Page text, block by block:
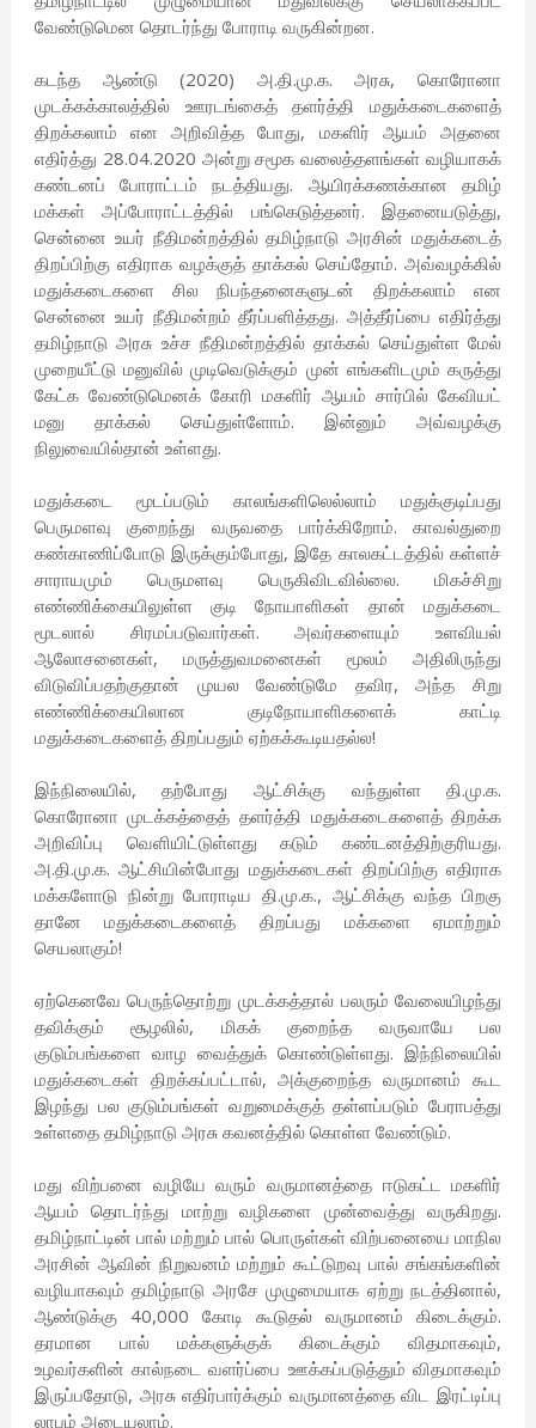
வேண்டுமென தொடர்ந்து போராடி வருகின்றன.
கடந்த ஆண்டு (2020) அ.தி.மு.க. அரசு, கொரோனா
முடக்கக்காலத்தில் ஊரடங்கைத் தளர்த்தி மதுக்கடைகளைத்
திறக்கலாம் என அறிவித்த போது, மகளிர் ஆயம் அதனை
எதிர்த்து 28.04.2020 அன்று சமூக வலைத்தளங்கள் வழியாகக்
கண்டனப் போராட்டம் நடத்தியது. ஆயிரக்கணக்கான தமிழ்
மக்கள் அப்போராட்டத்தில் பங்கெடுத்தனர். இதனையடுத்து,
சென்னை உயர் நீதிமன்றத்தில் தமிழ்நாடு அரசின் மதுக்கடைத்
திறப்பிற்கு எதிராக வழக்குத் தாக்கல் செய்தோம். அவ்வழக்கில்
மதுக்கடைகளை சில நிபந்தனைகளுடன் திறக்கலாம் என
சென்னை உயர் நீதிமன்றம் தீர்ப்பளித்தது. அத்தீர்ப்பை எதிர்த்து
தமிழ்நாடு அரசு உச்ச நீதிமன்றத்தில் தாக்கல் செய்துள்ள மேல்
முறையீட்டு மனுவில் முடிவெடுக்கும் முன் எங்களிடமும் கருத்து
கேட்க வேண்டுமெனக் கோரி மகளிர் ஆயம் சார்பில் கேவியட்
மனு தாக்கல் செய்துள்ளோம். இன்னும் அவ்வழக்கு
நிலுவையில்தான் உள்ளது.
மதுக்கடை மூடப்படும் காலங்களிலெல்லாம் மதுக்குடிப்பது
பெருமளவு குறைந்து வருவதை பார்க்கிறோம். காவல்துறை
கண்காணிப்போடு இருக்கும்போது, இதே காலகட்டத்தில் கள்ளச்
சாராயமும் பெருமளவு பெருகிவிடவில்லை. மிகச்சிறு
எண்ணிக்கையிலுள்ள குடி நோயாளிகள் தான் மதுக்கடை
மூடலால் சிரமப்படுவார்கள். அவர்களையும் உளவியல்
ஆலோசனைகள், மருத்துவமனைகள் மூலம் அதிலிருந்து
விடுவிப்பதற்குதான் முயல வேண்டுமே தவிர, அந்த சிறு
எண்ணிக்கையிலான குடிநோயாளிகளைக் காட்டி
மதுக்கடைகளைத் திறப்பதும் ஏற்கக்கூடியதல்ல!
இந்நிலையில், தற்போது ஆட்சிக்கு வந்துள்ள தி.மு.க.
கொரோனா முடக்கத்தைத் தளர்த்தி மதுக்கடைகளைத் திறக்க
அறிவிப்பு வெளியிட்டுள்ளது கடும் கண்டனத்திற்குரியது.
அ.தி.மு.க. ஆட்சியின்போது மதுக்கடைகள் திறப்பிற்கு எதிராக
மக்களோடு நின்று போராடிய தி.மு.க., ஆட்சிக்கு வந்த பிறகு
தானே மதுக்கடைகளைத் திறப்பது மக்களை ஏமாற்றும்
செயலாகும்!
ஏற்கெனவே பெருந்தொற்று முடக்கத்தால் பலரும் வேலையிழந்து
தவிக்கும் சூழலில், மிகக் குறைந்த வருவாயே பல
குடும்பங்களை வாழ வைத்துக் கொண்டுள்ளது. இந்நிலையில்
மதுக்கடைகள் திறக்கப்பட்டால், அக்குறைந்த வருமானம் கூட
இழந்து பல குடும்பங்கள் வறுமைக்குத் தள்ளப்படும் பேராபத்து
உள்ளதை தமிழ்நாடு அரசு கவனத்தில் கொள்ள வேண்டும்.
மது விற்பனை வழியே வரும் வருமானத்தை ஈடுகட்ட மகளிர்
ஆயம் தொடர்ந்து மாற்று வழிகளை முன்வைத்து வருகிறது.
தமிழ்நாட்டின் பால் மற்றும் பால் பொருள்கள் விற்பனையை மாநில
அரசின் ஆவின் நிறுவனம் மற்றும் கூட்டுறவு பால் சங்கங்களின்
வழியாகவும் தமிழ்நாடு அரசே முழுமையாக ஏற்று நடத்தினால்,
ஆண்டுக்கு 40,000 கோடி கூடுதல் வருமானம் கிடைக்கும்.
தரமான பால் மக்களுக்குக் கிடைக்கும் விதமாகவும்,
உழவர்களின் கால்நடை வளர்ப்பை ஊக்கப்படுத்தும் விதமாகவும்
இருப்பதோடு, அரசு எதிர்பார்க்கும் வருமானத்தை விட இரட்டிப்பு
லாபம் அடையலாம்.